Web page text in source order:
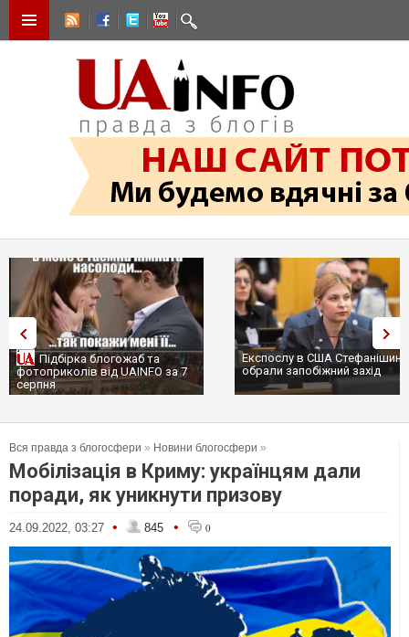
Підбірка блогожаб та
фотоприколів від UAINFO за 7
серпня
Експослу в США
обрали запобіжний захід
Вся правда з блогосфери » Новини блогосфери »
Мобілізація в Криму: українцям дали
поради, як уникнути призову
24.09.2022, 03:27 • 845 • 0